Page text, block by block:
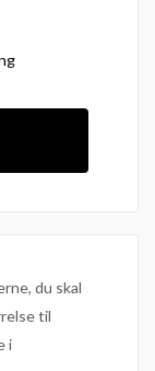
du skal
til
i